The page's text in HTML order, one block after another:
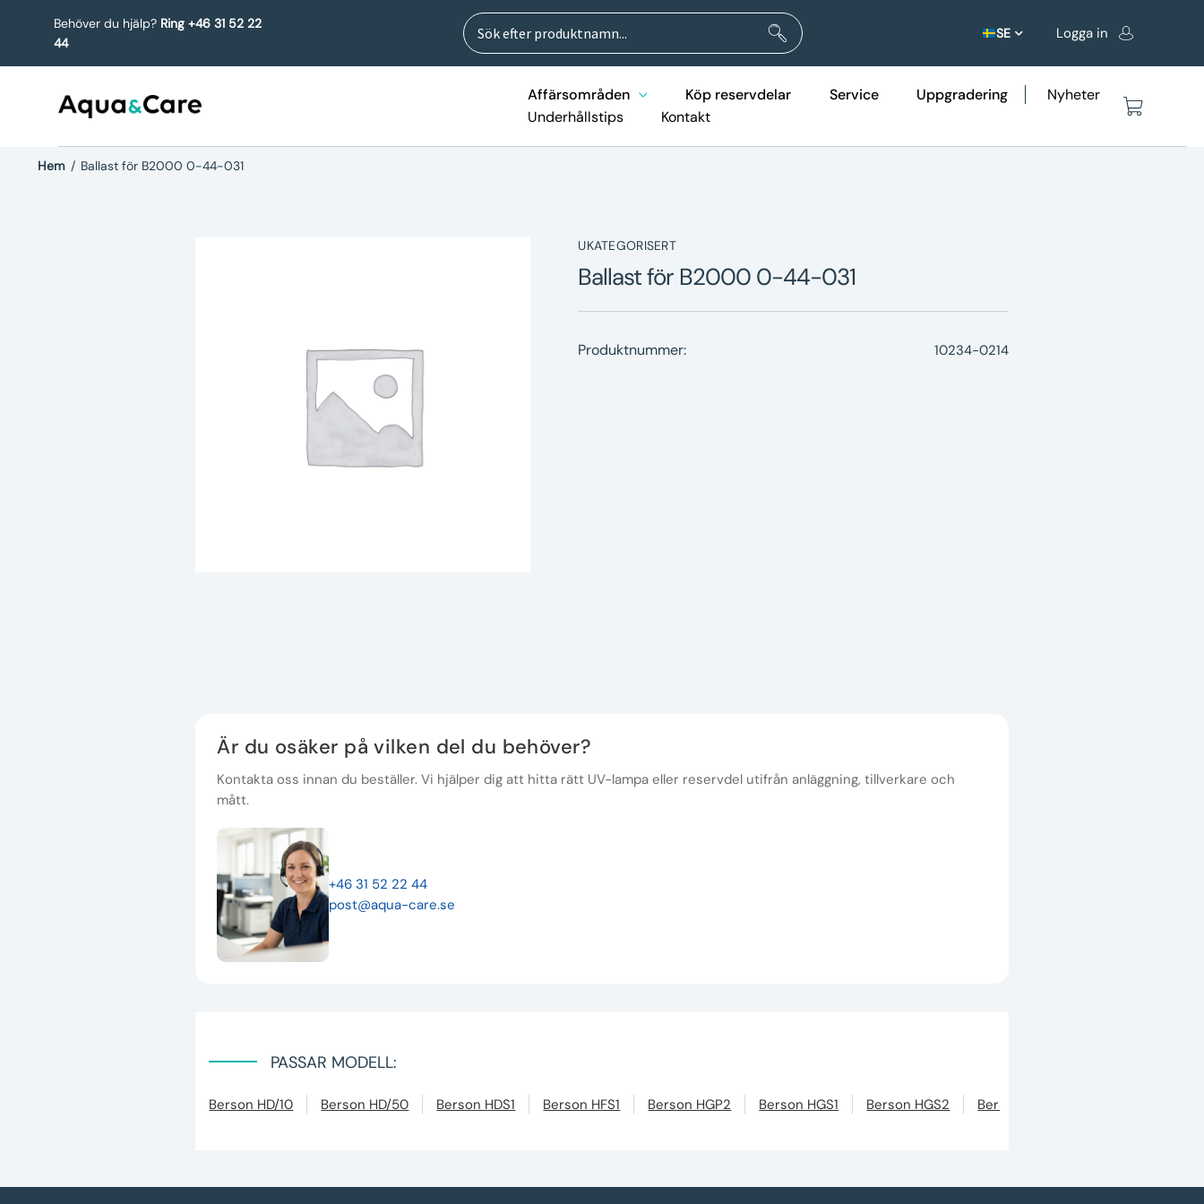
Behöver du hjälp? Ring +46 31 52 22
44
Sök
efter:
Sök
SE Logga in
Affärsområden Köp reservdelar Service Uppgradering
Nyheter
Underhållstips
Kontakt
Hem / Ballast för B2000 0-44-031
UKATEGORISERT
Ballast för B2000 0-44-031
Produktnummer: 10234-0214
Är du osäker på vilken del du behöver?
Kontakta oss innan du beställer. Vi hjälper dig att hitta rätt UV-lampa eller reservdel utifrån anläggning, tillverkare och
mått.
+46 31 52 22 44
post@aqua-care.se
PASSAR MODELL:
Berson HD/10 Berson HD/50 Berson HDS1 Berson HFS1 Berson HGP2 Berson HGS1 Berson HGS2 Berson HGS3